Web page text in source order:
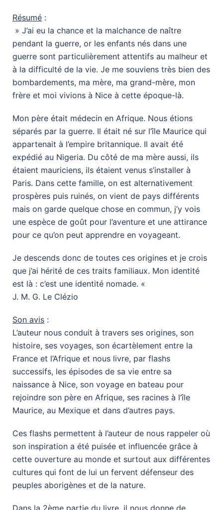
Résumé :
» J’ai eu la chance et la malchance de naître
pendant la guerre, or les enfants nés dans une
guerre sont particulièrement attentifs au malheur et
à la difficulté de la vie. Je me souviens très bien des
bombardements, ma mère, ma grand-mère, mon
frère et moi vivions à Nice à cette époque-là.
Mon père était médecin en Afrique. Nous étions
séparés par la guerre. Il était né sur l’île Maurice qui
appartenait à l’empire britannique. Il avait été
expédié au Nigeria. Du côté de ma mère aussi, ils
étaient mauriciens, ils étaient venus s’installer à
Paris. Dans cette famille, on est alternativement
prospères puis ruinés, on vient de pays différents
mais on garde quelque chose en commun, j’y vois
une espèce de goût pour l’aventure et une attirance
pour ce qu’on peut apprendre en voyageant.
Je descends donc de toutes ces origines et je crois
que j’ai hérité de ces traits familiaux. Mon identité
est là : c’est une identité nomade. «
J. M. G. Le Clézio
Son avis :
L’auteur nous conduit à travers ses origines, son
histoire, ses voyages, son écartèlement entre la
France et l’Afrique et nous livre, par flashs
successifs, les épisodes de sa vie entre sa
naissance à Nice, son voyage en bateau pour
rejoindre son père en Afrique, ses racines à l’île
Maurice, au Mexique et dans d’autres pays.
Ces flashs permettent à l’auteur de nous rappeler où
son inspiration a été puisée et influencée grâce à
cette ouverture au monde et surtout aux différentes
cultures qui font de lui un fervent défenseur des
peuples aborigènes et de la nature.
Dans la 2ème partie du livre, il nous donne de